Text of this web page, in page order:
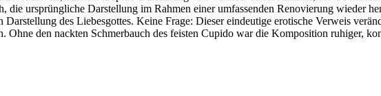
ursprüngliche Darstellung im Rahmen einer umfassenden Renovierung wieder
des Liebesgottes. Keine Frage: Dieser eindeutige erotische Verweis
Ohne den nackten Schmerbauch des feisten Cupido war die Komposition ruhiger,